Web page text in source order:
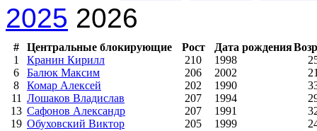
2025 2026
# Центральные блокирующие Рост Дата рождения
1
Кранин Кирилл 210 1998
6
Балюк Максим 206 2002
8
Комар Алексей 202 1990
11 Лошаков Владислав 207 1994
13 Сафонов Александр 207 1991
19 Обуховский Виктор 205 1999